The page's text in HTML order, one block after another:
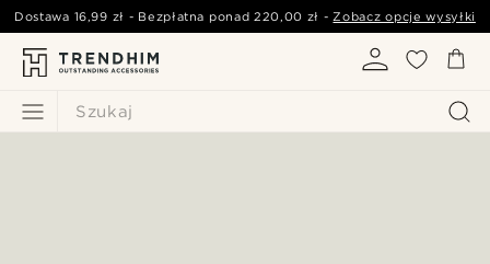
Szukaj
Dostawa 16,99 zł - Bezpłatna ponad220,00 zł -Zobacz opcje wysyłki